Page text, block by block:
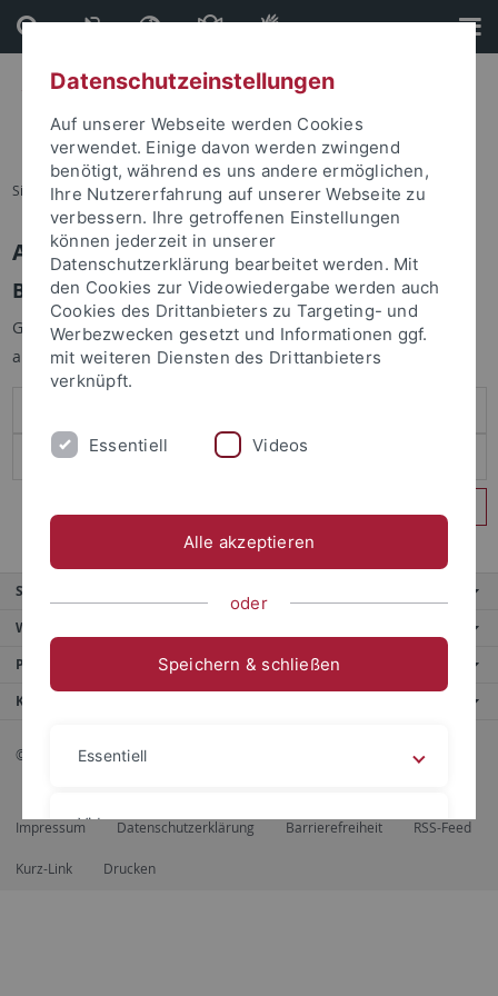
Direkt
zum
Inhalt
Direkt
zur
Fußleiste
Sie sind hier: Startseite
Anmelden
Benutzeranmeldung
Geben Sie Ihren Benutzernamen und Ihr Passwort an um sich
anzumelden:
Service
Weitere Angebote
Portale
Kontaktinfo
© 2026 Eberhard Karls Universität Tübingen, Tübingen
Impressum Datenschutzerklärung Barrierefreiheit RSS-Feed
Kurz-Link Drucken
Datenschutzeinstellungen
Auf unserer Webseite werden Cookies
verwendet. Einige davon werden zwingend
benötigt, während es uns andere ermöglichen,
Ihre Nutzererfahrung auf unserer Webseite zu
verbessern. Ihre getroffenen Einstellungen
können jederzeit in unserer
Datenschutzerklärung bearbeitet werden. Mit
den Cookies zur Videowiedergabe werden auch
Cookies des Drittanbieters zu Targeting- und
Werbezwecken gesetzt und Informationen ggf.
mit weiteren Diensten des Drittanbieters
verknüpft.
Essentiell Videos
Alle akzeptieren
oder
Speichern & schließen
Essentiell
Videos